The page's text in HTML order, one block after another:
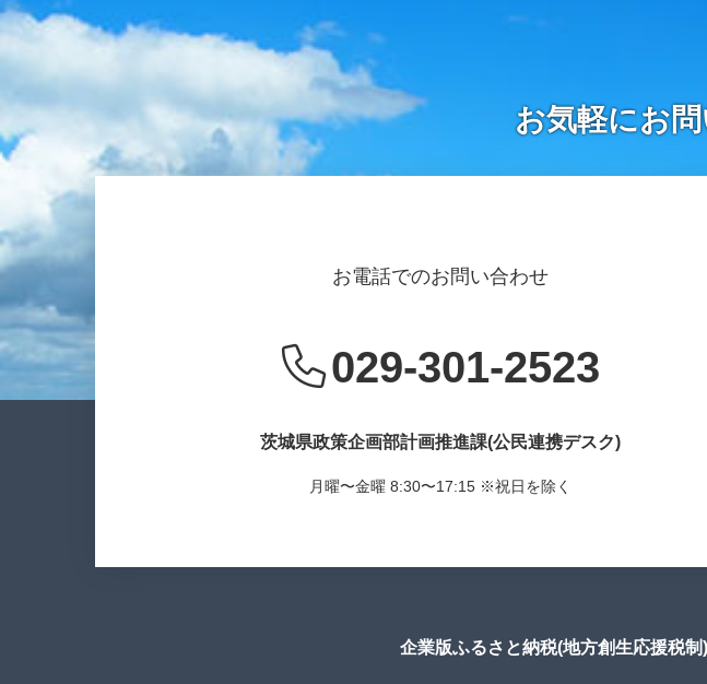
お気軽にお
お電話でのお問い合わせ
029-301-2523
茨城県政策企画部計画推進課(公民連携デスク)
月曜〜金曜 8:30〜17:15 ※祝日を除く
企業版ふるさと納税(地方創生応援税制)